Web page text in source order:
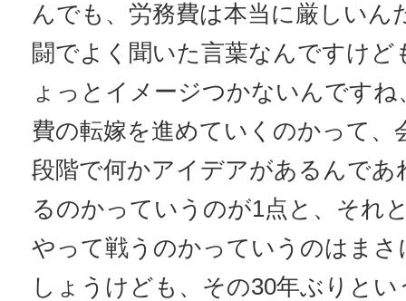
んでも、労務費は本当に厳しいん
闘でよく聞いた言葉なんですけど
ょっとイメージつかないんです
費の転嫁を進めていくのかって、
段階で何かアイデアがあるんであ
るのかっていうのが1点と、それ
やって戦うのかっていうのはま
しょうけども、その30年ぶりと